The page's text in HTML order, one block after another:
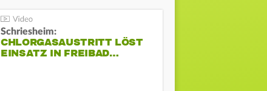
Schriesheim:
CHLORGASAUSTRITT LÖST
EINSATZ IN FREIBAD…